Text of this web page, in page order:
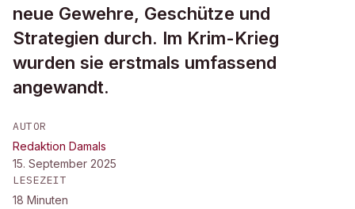
neue Gewehre, Geschütze und
Strategien durch. Im Krim-Krieg
wurden sie erstmals umfassend
angewandt.
AUTOR
Redaktion Damals
15. September 2025
LESEZEIT
18 Minuten